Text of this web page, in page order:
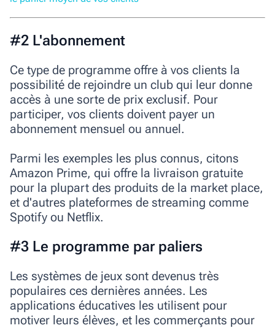
#2 L'abonnement
Ce type de programme offre à vos clients la
possibilité de rejoindre un club qui leur donne
accès à une sorte de prix exclusif. Pour
participer, vos clients doivent payer un
abonnement mensuel ou annuel.
Parmi les exemples les plus connus, citons
Amazon Prime, qui offre la livraison gratuite
pour la plupart des produits de la market place,
et d'autres plateformes de streaming comme
Spotify ou Netflix.
#3 Le programme par paliers
Les systèmes de jeux sont devenus très
populaires ces dernières années. Les
applications éducatives les utilisent pour
motiver leurs élèves, et les commerçants pour